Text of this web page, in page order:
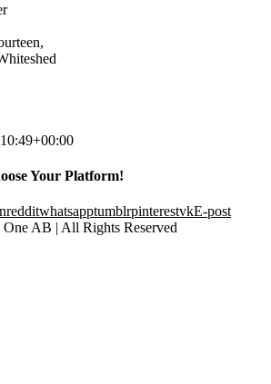
Your Platform!
redditwhatsapptumblrpinterestvkE-post
AB | All Rights Reserved